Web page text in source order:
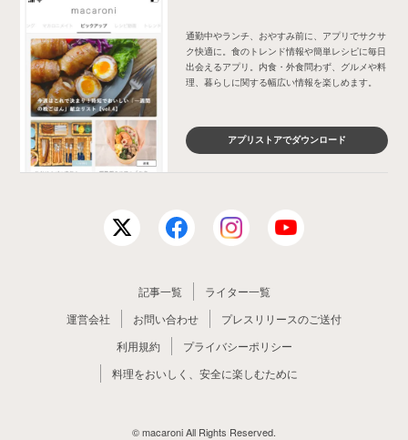
通勤中やランチ、おやすみ前に、アプリでサクサ
ク快適に。食のトレンド情報や簡単レシピに毎日
出会えるアプリ。内食・外食問わず、グルメや料
理、暮らしに関する幅広い情報を楽しめます。
アプリストアでダウンロード
記事一覧
ライター一覧
運営会社
お問い合わせ
プレスリリースのご送付
利用規約
プライバシーポリシー
料理をおいしく、安全に楽しむために
© macaroni All Rights Reserved.